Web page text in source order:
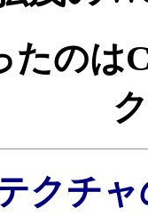
のは
クチ